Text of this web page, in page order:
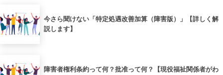
今さら聞けない「特定処遇改善加算（障害版）」【詳しく解
説します】
障害者権利条約って何？批准って何？【現役福祉関係者がわ